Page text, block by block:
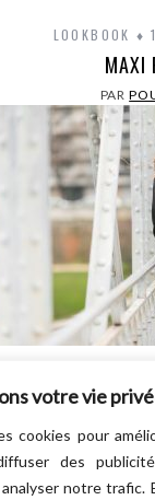
votre vie
cookies pour
des
notre trafic.
LOOKBOOK
MAXI
PAR
! Beaucoup trop de
LIRE